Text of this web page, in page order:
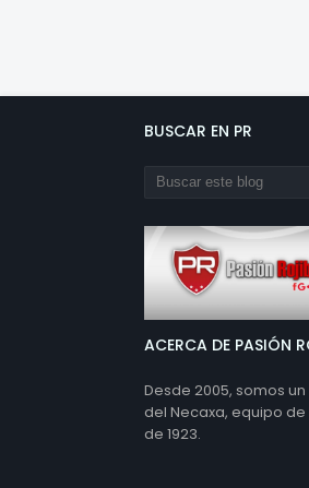
BUSCAR EN PR
ACERCA DE PASIÓN
Desde 2005, somos
del Necaxa, equipo de
de 1923.